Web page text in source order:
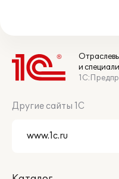
и
Другие сайты 1С